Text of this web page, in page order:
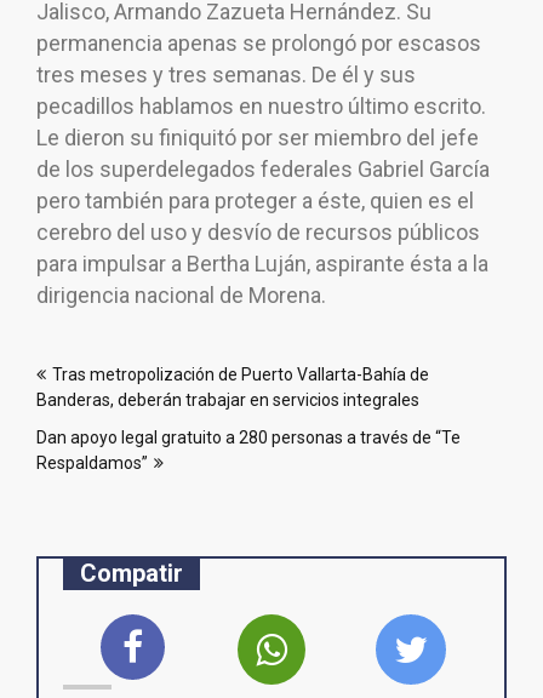
Jalisco, Armando Zazueta Hernández. Su
permanencia apenas se prolongó por escasos
tres meses y tres semanas. De él y sus
pecadillos hablamos en nuestro último escrito.
Le dieron su finiquitó por ser miembro del jefe
de los superdelegados federales Gabriel García
pero también para proteger a éste, quien es el
cerebro del uso y desvío de recursos públicos
para impulsar a Bertha Luján, aspirante ésta a la
dirigencia nacional de Morena.
de
entradas
Tras metropolización de Puerto Vallarta-Bahía de
Banderas, deberán trabajar en servicios integrales
Dan apoyo legal gratuito a 280 personas a través de “Te
Respaldamos”
Compatir